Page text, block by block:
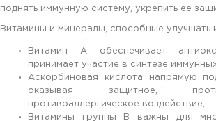
поднять иммунную систему, укрепить ее
Витамины и минералы, способные улучшать
Витамин А обеспечивает
принимает участие в синтезе
Аскорбиновая кислота напрямую
оказывая защитное,
противоаллергическое воздействие;
Витамины группы В важны для